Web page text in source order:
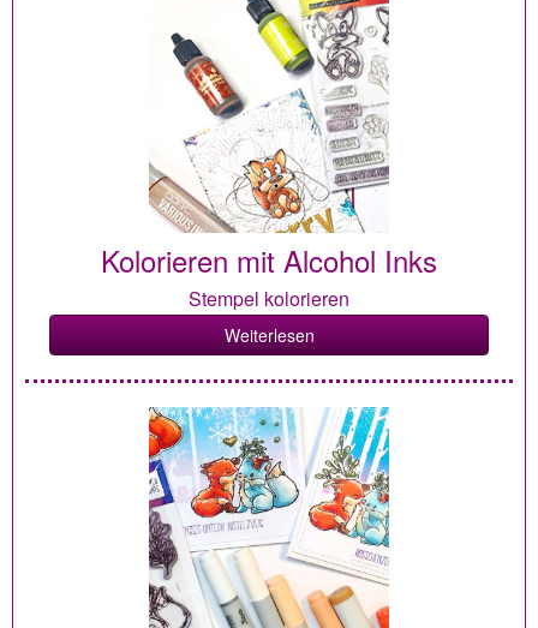
Kolorieren mit Alcohol Inks
Stempel kolorieren
Weiterlesen